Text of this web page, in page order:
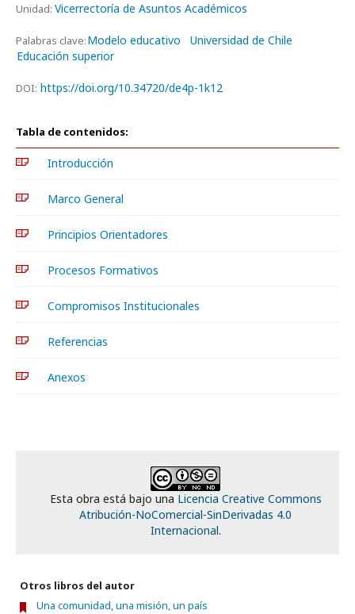
Unidad: Vicerrectoría de Asuntos Académicos
Palabras clave:Modelo educativo
Universidad de Chile
Educación superior
DOI: https://doi.org/10.34720/de4p-1k12
Tabla de contenidos:
Introducción
Marco General
Principios Orientadores
Procesos Formativos
Compromisos Institucionales
Referencias
Anexos
Esta obra está bajo una Licencia Creative Commons
Atribución-NoComercial-SinDerivadas 4.0
Internacional.
Otros libros del autor
Una comunidad, una misión, un país